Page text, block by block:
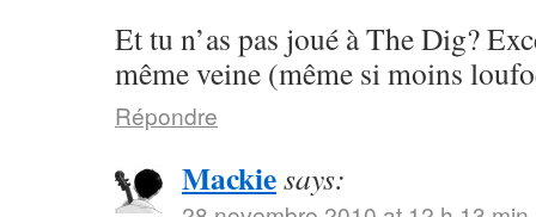
Et tu n’as pas joué à The Dig?
même veine (même si moins
Répondre
Mackiesays: